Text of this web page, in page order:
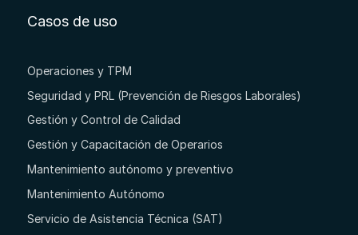
Casos de uso
Operaciones y TPM
Seguridad y PRL (Prevención de Riesgos Laborales)
Gestión y Control de Calidad
Gestión y Capacitación de Operarios
Mantenimiento autónomo y preventivo
Mantenimiento Autónomo
Servicio de Asistencia Técnica (SAT)